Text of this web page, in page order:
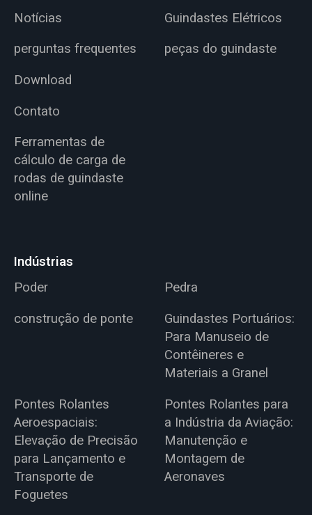
Notícias
perguntas frequentes
Download
Contato
Ferramentas de
cálculo de carga de
rodas de guindaste
online
Guindastes Elétricos
peças do guindaste
Indústrias
Poder
Pedra
construção de ponte
Guindastes Portuários:
Para Manuseio de
Contêineres e
Materiais a Granel
Pontes Rolantes
Aeroespaciais:
Elevação de Precisão
para Lançamento e
Transporte de
Foguetes
Pontes Rolantes para
a Indústria da Aviação:
Manutenção e
Montagem de
Aeronaves